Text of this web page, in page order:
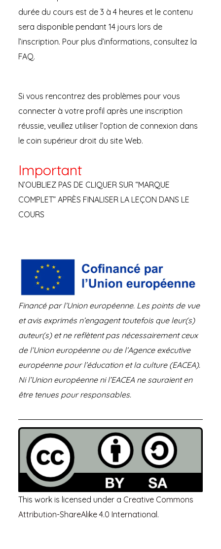
durée du cours est de 3 à 4 heures et le contenu
sera disponible pendant 14 jours lors de
l’inscription. Pour plus d’informations, consultez la
FAQ.
Si vous rencontrez des problèmes pour vous
connecter à votre profil après une inscription
réussie, veuillez utiliser l’option de connexion dans
le coin supérieur droit du site Web.
Important
N’OUBLIEZ PAS DE CLIQUER SUR “MARQUE
COMPLET” APRÈS FINALISER LA LEÇON DANS LE
COURS​
Financé par l’Union européenne. Les points de vue
et avis exprimés n’engagent toutefois que leur(s)
auteur(s) et ne reflètent pas nécessairement ceux
de l’Union européenne ou de l’Agence exécutive
européenne pour l’éducation et la culture (EACEA).
Ni l’Union européenne ni l’EACEA ne sauraient en
être tenues pour responsables.
This work is licensed under a Creative Commons
Attribution-ShareAlike 4.0 International.